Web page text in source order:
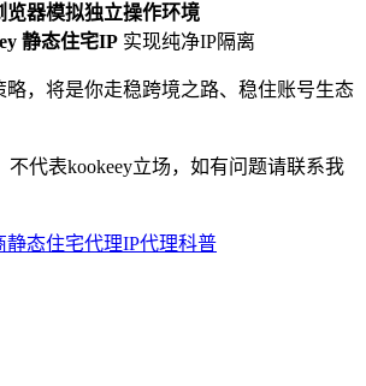
览器模拟独立操作环境
静态住宅IP 实现纯净IP隔离
略，将是你走稳跨境之路、稳住账号生态
不代表kookeey立场，如有问题请联系我
静态住宅代理IP代理科普